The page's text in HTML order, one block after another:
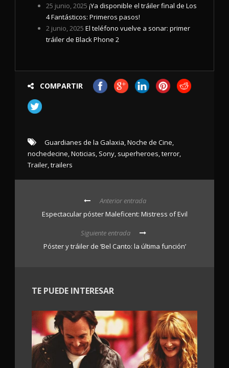
25 junio, 2025 ¡Ya disponible el tráiler final de Los
4 Fantásticos: Primeros pasos!
2 junio, 2025 El teléfono vuelve a sonar: primer
tráiler de Black Phone 2
COMPARTIR
Guardianes de la Galaxia,Noche de Cine,
nochedecine,Noticias, Sony, superheroes,terror,
Trailer,trailers
Anterior entrada
Espectacular póster Maleficent: Mistress of Evil
Siguiente entrada
Póster y tráiler de ‘Bel Canto: la última función’
TE PUEDE INTERESAR